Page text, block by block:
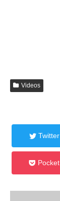
Videos
Twitter
Pocket